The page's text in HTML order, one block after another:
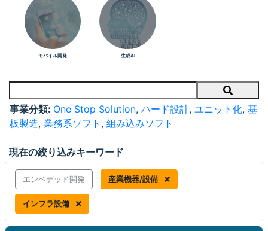
モバイル開発 生成AI
Search
事業分類: One Stop Solution, ハード設計, ユニット化, 基
板製造, 業務系ソフト , 組み込みソフト
現在の絞り込みキーワード
エンベデッド開発 産業機器/設備
インフラ設備